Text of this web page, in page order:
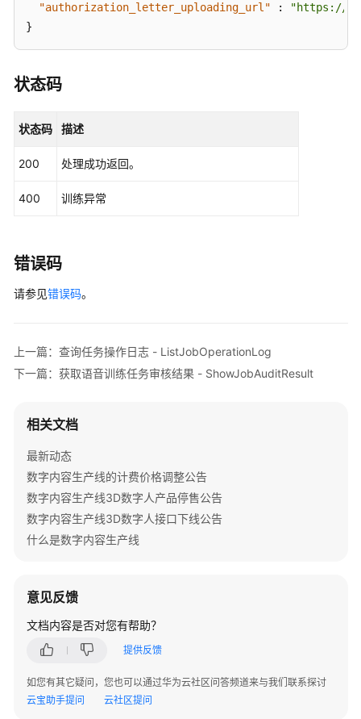
创
基
版
训
任
务
-
创
进
语
音
任
-
CreateTrainingMiddleJob
创
高
语
音
练
务
-
"authorization_letter_uploading_url"
:
"https://
}
状态码
状态码 描述
200 处理成功返回。
400 训练异常
错误码
请参见错误码。
上一篇：查询任务操作日志 - ListJobOperationLog
下一篇：获取语音训练任务审核结果 - ShowJobAuditResult
相关文档
最新动态
数字内容生产线的计费价格调整公告
数字内容生产线3D数字人产品停售公告
数字内容生产线3D数字人接口下线公告
什么是数字内容生产线
意见反馈
文档内容是否对您有帮助？
提供反馈
如您有其它疑问，您也可以通过华为云社区问答频道来与我们联系探讨
云宝助手提问
云社区提问